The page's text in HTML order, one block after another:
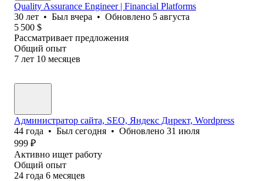
Quality Assurance Engineer | Financial Platforms
30 лет • Был вчера • Обновлено 5 августа
5 500 $
Рассматривает предложения
Общий опыт
7 лет 10 месяцев
Администратор сайта, SEO, Яндекс Директ, Wordpress
44 года • Был сегодня • Обновлено 31 июля
999 ₽
Активно ищет работу
Общий опыт
24 года 6 месяцев